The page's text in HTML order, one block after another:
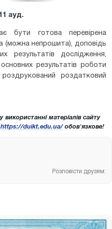
ауд.
бути готова перевірена
(можна непрошита), доповідь
дослідження,
результатів роботи
роздатковий
матеріалів сайту
https://duikt.edu.ua/обов'язкове!
Розповісти друзям: